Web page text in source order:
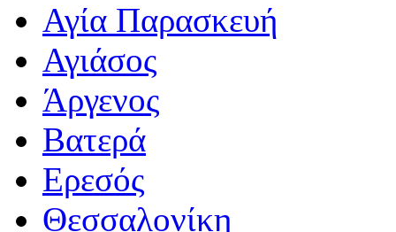
Αγία Παρασκευή
Αγιάσος
Άργενος
Βατερά
Ερεσός
Θεσσαλονίκη